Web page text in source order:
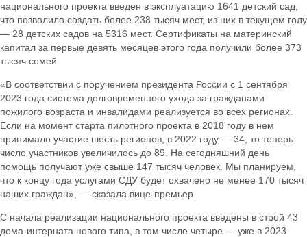
национального проекта введен в эксплуатацию 1641 детский сад,
что позволило создать более 238 тысяч мест, из них в текущем году
— 28 детских садов на 5316 мест. Сертификаты на материнский
капитал за первые девять месяцев этого года получили более 373
тысяч семей.
«В соответствии с поручением президента России с 1 сентября
2023 года система долговременного ухода за гражданами
пожилого возраста и инвалидами реализуется во всех регионах.
Если на момент старта пилотного проекта в 2018 году в нем
принимало участие шесть регионов, в 2022 году — 34, то теперь
число участников увеличилось до 89. На сегодняшний день
помощь получают уже свыше 147 тысяч человек. Мы планируем,
что к концу года услугами СДУ будет охвачено не менее 170 тысяч
наших граждан», — сказала вице-премьер.
С начала реализации национального проекта введены в строй 43
дома-интерната нового типа, в том числе четыре — уже в 2023